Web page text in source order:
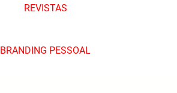
REVISTAS
BRANDING PESSOAL